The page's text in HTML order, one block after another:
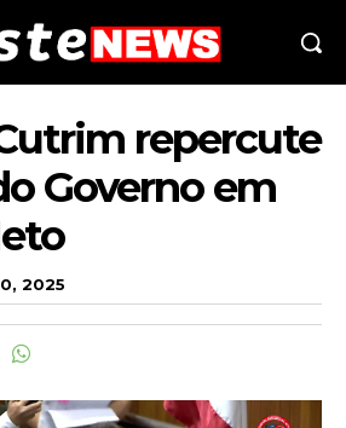
repercute
Governo em
2025